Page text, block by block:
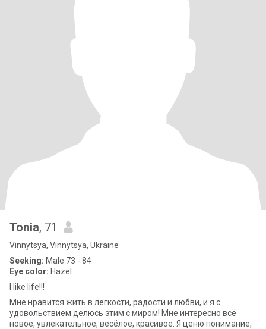
Tonia, 71
Vinnytsya, Vinnytsya, Ukraine
Seeking: Male 73 - 84
Eye color: Hazel
I like life!!!
Мне нравится жить в легкости, радости и любви, и я с
удовольствием делюсь этим с миром! Мне интересно всё
новое, увлекательное, весёлое, красивое. Я ценю понимание,